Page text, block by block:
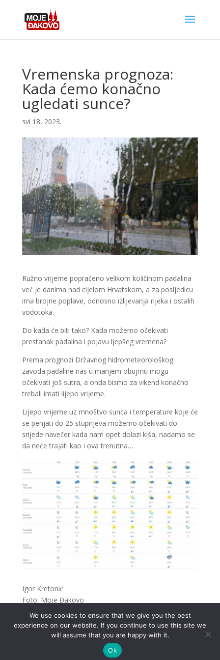
Vremenska prognoza:
Kada ćemo konačno
ugledati sunce?
svi 18, 2023.
Ružno vrijeme popraćeno velikom količinom padalina
već je danima nad cijelom Hrvatskom, a za posljedicu
ima brojne poplave, odnosno izlijevanja rijeka i ostalih
vodotoka.
Do kada će biti tako? Kada možemo očekivati
prestanak padalina i pojavu ljepšeg vremena?
Prema prognozi Državnog hidrometeorološkog
zavoda padaline nas u manjem obujmu mogu
očekivati još sutra, a onda bismo za vikend konačno
trebali imati lijepo vrijeme.
Lijepo vrijeme uz mnoštvo sunca i temperature koje će
se penjati do 25 stupnjeva možemo očekivati do
srijede navečer kada nam opet dolazi kiša, nadamo se
da neće trajati kao i ova trenutna…
Igor Kretonić
Foto: Moje Đakovo
.
We use cookies to ensure that we give you the best
experience on our website. If you continue to use this site we
will assume that you are happy with it.
Ok